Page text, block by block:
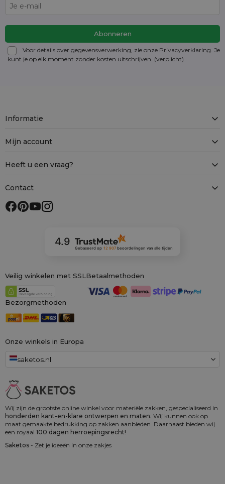
Voor details over gegevensverwerking, zie onze Privacyverklaring. Je
kunt je op elk moment zonder kosten uitschrijven. (verplicht)
Wij zijn de grootste online winkel voor materiële zakken, gespecialiseerd in
honderden kant-en-klare ontwerpen en maten. Wij kunnen ook op
maat gemaakte bedrukking op zakken aanbieden. Daarnaast bieden wij
een royaal 100 dagen herroepingsrecht!
Saketos - Zet je ideeën in onze zakjes
Onze winkels in Europa
saketos.nl
Informatie
Mijn account
Heeft u een vraag?
Contact
4.9
Gebaseerd op 12 907beoordelingen van alle tijden
Veilig winkelen met SSL Betaalmethoden
Bezorgmethoden